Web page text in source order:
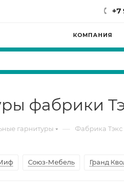
+7
КОМПАНИЯ
фабрики
гарнитуры — Фабрика
Союз-Мебель Гранд